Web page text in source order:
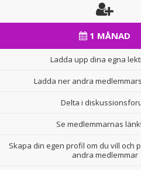
1 MÅNAD
Ladda upp dina egna
Ladda ner andra
Delta i
Se medlemmarnas
Skapa din egen profil om du vill och
andra medlemmar